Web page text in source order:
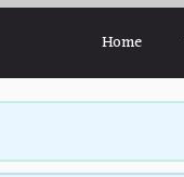
Home